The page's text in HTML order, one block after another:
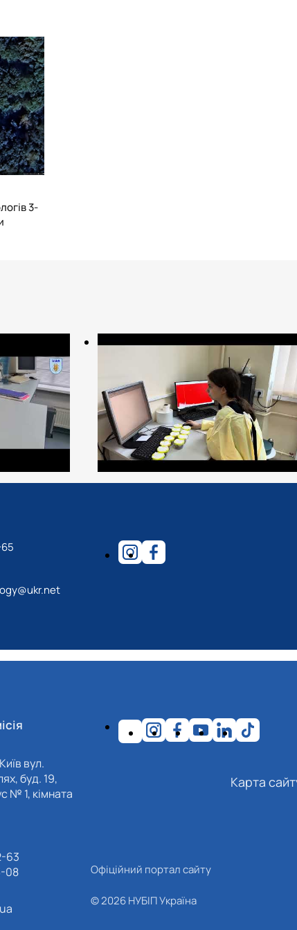
“Безпека життєдіяльності та основи медичних
сталого розвитку”, “Екологічний моніторинг”,
“Ветеринарна радіобіологія”.
викладачами та науковцями: 1
наук.
3-
вул.
буд. 19,
№ 1, кімната
63
08
Карта
Офіційний портал сайту
© 2026 НУБІП Україна